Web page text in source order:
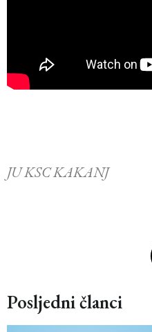
JU KSC KAKANJ
Posljedni članci